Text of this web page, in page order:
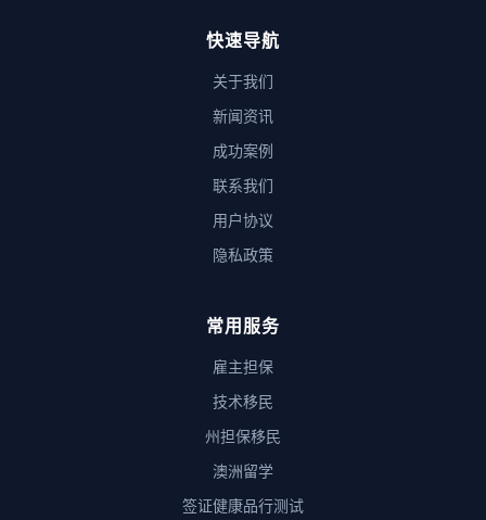
快速导航
关于我们
新闻资讯
成功案例
联系我们
用户协议
隐私政策
常用服务
雇主担保
技术移民
州担保移民
澳洲留学
签证健康品行测试